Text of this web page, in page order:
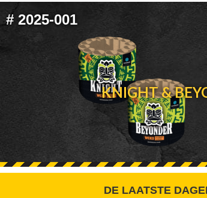
FOOTER
WIDGET
HEADER
# 2025-001
KNIGHT &
DE LAATSTE